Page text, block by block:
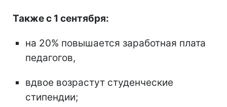
Также с 1 сентября:
на 20% повышается заработная плата
педагогов,
вдвое возрастут студенческие
стипендии;